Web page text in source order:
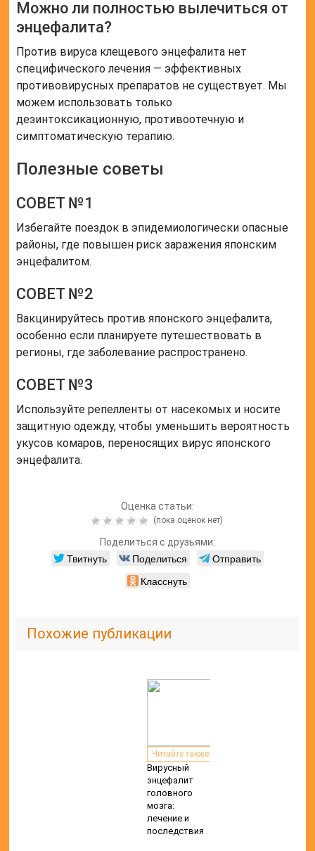
Можно ли полностью вылечиться от
энцефалита?
Против вируса клещевого энцефалита нет
специфического лечения — эффективных
противовирусных препаратов не существует. Мы
можем использовать только
дезинтоксикационную, противоотечную и
симптоматическую терапию.
Полезные советы
СОВЕТ №1
Избегайте поездок в эпидемиологически опасные
районы, где повышен риск заражения японским
энцефалитом.
СОВЕТ №2
Вакцинируйтесь против японского энцефалита,
особенно если планируете путешествовать в
регионы, где заболевание распространено.
СОВЕТ №3
Используйте репелленты от насекомых и носите
защитную одежду, чтобы уменьшить вероятность
укусов комаров, переносящих вирус японского
энцефалита.
Оценка статьи:
(пока оценок нет)
Поделиться с друзьями:
Твитнуть Поделиться
Отправить
Класснуть
Похожие публикации
Читайте также:
Вирусный
энцефалит
головного
мозга:
лечение и
последствия